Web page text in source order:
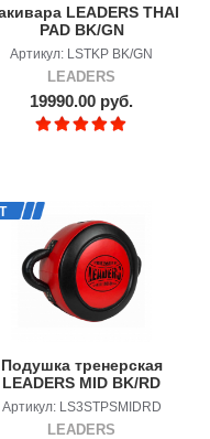
LEADERS THAI
PAD BK/GN
Артикул: LSTKP BK/GN
LEADERS
19990.00 руб.
Подушка тренерская
LEADERS MID BK/RD
Артикул: LS3STPSMIDRD
LEADERS